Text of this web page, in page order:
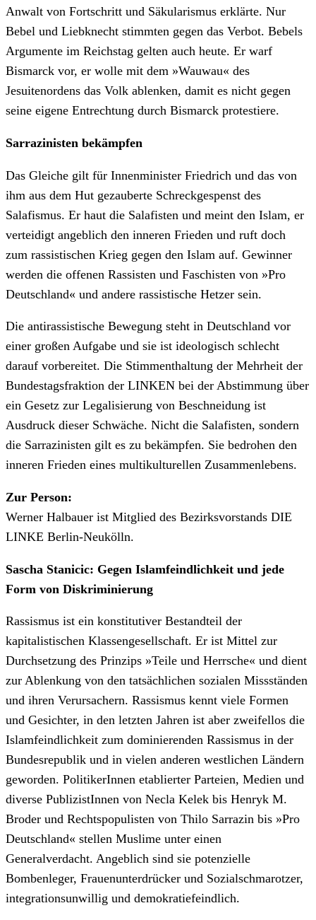
Anwalt von Fortschritt und Säkularismus erklärte. Nur
Bebel und Liebknecht stimmten gegen das Verbot. Bebels
Argumente im Reichstag gelten auch heute. Er warf
Bismarck vor, er wolle mit dem »Wauwau« des
Jesuitenordens das Volk ablenken, damit es nicht gegen
seine eigene Entrechtung durch Bismarck protestiere.
Sarrazinisten bekämpfen
Das Gleiche gilt für Innenminister Friedrich und das von
ihm aus dem Hut gezauberte Schreckgespenst des
Salafismus. Er haut die Salafisten und meint den Islam, er
verteidigt angeblich den inneren Frieden und ruft doch
zum rassistischen Krieg gegen den Islam auf. Gewinner
werden die offenen Rassisten und Faschisten von »Pro
Deutschland« und andere rassistische Hetzer sein.
Die antirassistische Bewegung steht in Deutschland vor
einer großen Aufgabe und sie ist ideologisch schlecht
darauf vorbereitet. Die Stimmenthaltung der Mehrheit der
Bundestagsfraktion der LINKEN bei der Abstimmung über
ein Gesetz zur Legalisierung von Beschneidung ist
Ausdruck dieser Schwäche. Nicht die Salafisten, sondern
die Sarrazinisten gilt es zu bekämpfen. Sie bedrohen den
inneren Frieden eines multikulturellen Zusammenlebens.
Zur Person:
Werner Halbauer ist Mitglied des Bezirksvorstands DIE
LINKE Berlin-Neukölln.
Sascha Stanicic: Gegen Islamfeindlichkeit und jede
Form von Diskriminierung
Rassismus ist ein konstitutiver Bestandteil der
kapitalistischen Klassengesellschaft. Er ist Mittel zur
Durchsetzung des Prinzips »Teile und Herrsche« und dient
zur Ablenkung von den tatsächlichen sozialen Missständen
und ihren Verursachern. Rassismus kennt viele Formen
und Gesichter, in den letzten Jahren ist aber zweifellos die
Islamfeindlichkeit zum dominierenden Rassismus in der
Bundesrepublik und in vielen anderen westlichen Ländern
geworden. PolitikerInnen etablierter Parteien, Medien und
diverse PublizistInnen von Necla Kelek bis Henryk M.
Broder und Rechtspopulisten von Thilo Sarrazin bis »Pro
Deutschland« stellen Muslime unter einen
Generalverdacht. Angeblich sind sie potenzielle
Bombenleger, Frauenunterdrücker und Sozialschmarotzer,
integrationsunwillig und demokratiefeindlich.